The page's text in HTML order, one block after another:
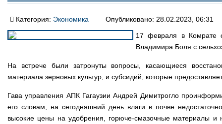
Категория: Экономика Опубликовано: 28.02.2023, 06:31
17 февраля в Комрате
Владимира Боля с
На встрече были затронуты вопросы, касающиеся
материала зерновых культур, и субсидий, которые
Гава управления АПК Гагаузии Андрей Димитрогло
его словам, на сегодняшний день влаги в почве
высокие цены на удобрения, горюче-смазочные материалы и